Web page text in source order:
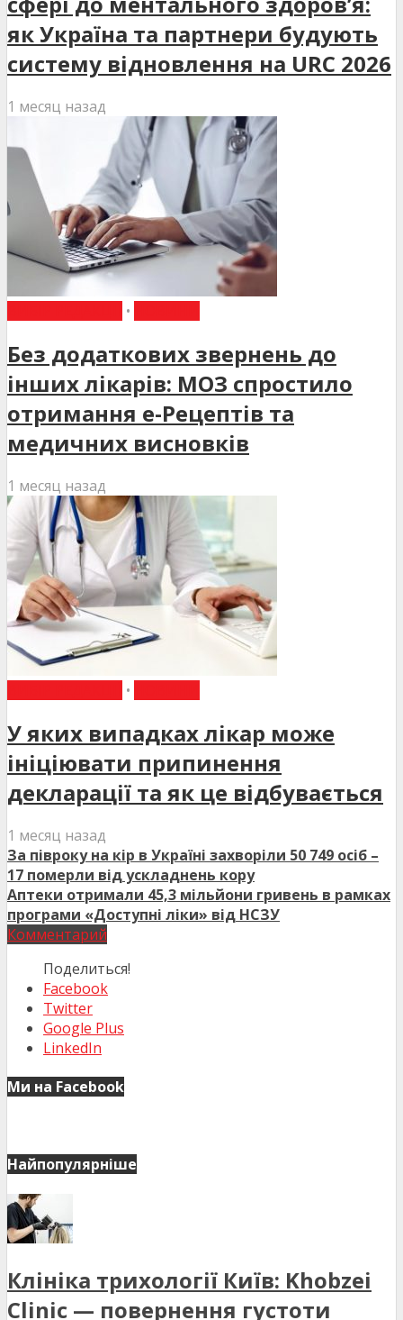
як Україна та партнери будують
систему відновлення на URC 2026
1 месяц назад
•
Без додаткових звернень до
інших лікарів: МОЗ спростило
отримання е-Рецептів та
медичних висновків
1 месяц назад
•
У яких випадках лікар може
ініціювати припинення
декларації та як це відбувається
1 месяц назад
За півроку на кір в Україні захворіли 50 749 осіб –
17 померли від ускладнень кору
Аптеки отримали 45,3 мільйони гривень в рамках
програми «Доступні ліки» від НСЗУ
Комментарий
Поделиться!
Facebook
Twitter
Google Plus
LinkedIn
Ми на Facebook
Найпопулярніше
Клініка трихології Київ: Khobzei
Clinic — повернення густоти